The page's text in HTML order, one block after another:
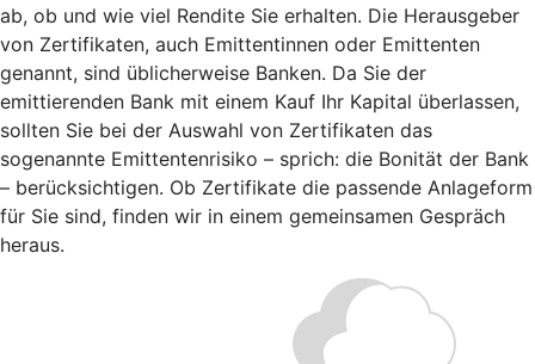
ab, ob und wie viel Rendite Sie erhalten. Die Herausgeber
von Zertifikaten, auch Emittentinnen oder Emittenten
genannt, sind üblicherweise Banken. Da Sie der
emittierenden Bank mit einem Kauf Ihr Kapital überlassen,
sollten Sie bei der Auswahl von Zertifikaten das
sogenannte Emittentenrisiko – sprich: die Bonität der Bank
– berücksichtigen. Ob Zertifikate die passende Anlageform
für Sie sind, finden wir in einem gemeinsamen Gespräch
heraus.